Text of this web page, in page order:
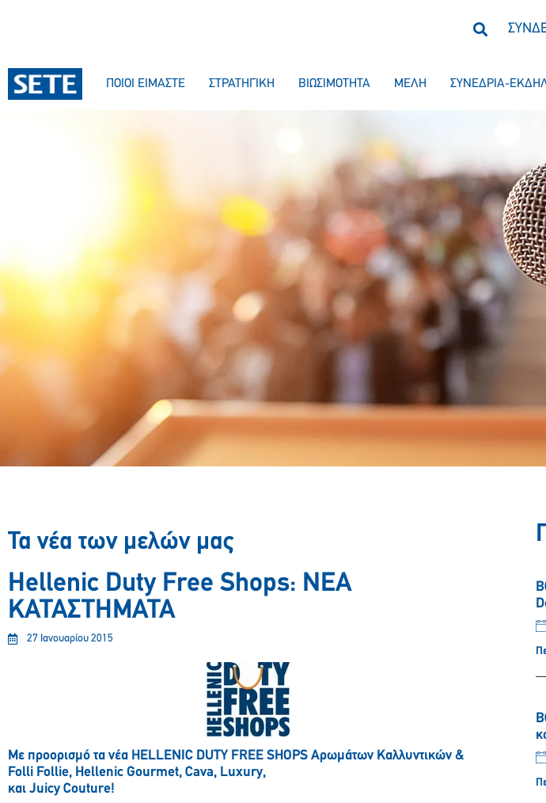
ΠΟΙΟΙ ΕΙΜΑΣΤΕ ΣΤΡΑΤΗΓΙΚΗ ΒΙΩΣΙΜΟΤΗΤΑ ΜΕΛΗ ΣΥΝΕΔΡΙΑ-
Τα νέα των μελών μας
Hellenic Duty Free Shops: ΝΕΑ
ΚΑΤΑΣΤΗΜΑΤΑ
27 Ιανουαρίου 2015
Με προορισμό τα νέα HELLENIC DUTY FREE SHOPS Αρωμάτων Καλλυντικών &
Folli Follie, Hellenic Gourmet, Cava, Luxury,
και Juicy Couture!